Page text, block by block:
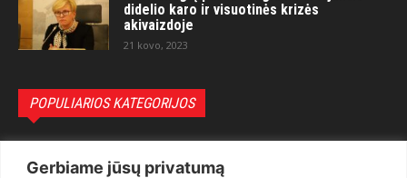
Gerbiame jūsų privatumą
didelio karo ir visuotinės krizės
akivaizdoje
21 kovo, 2023
POPULIARIOS KATEGORIJOS